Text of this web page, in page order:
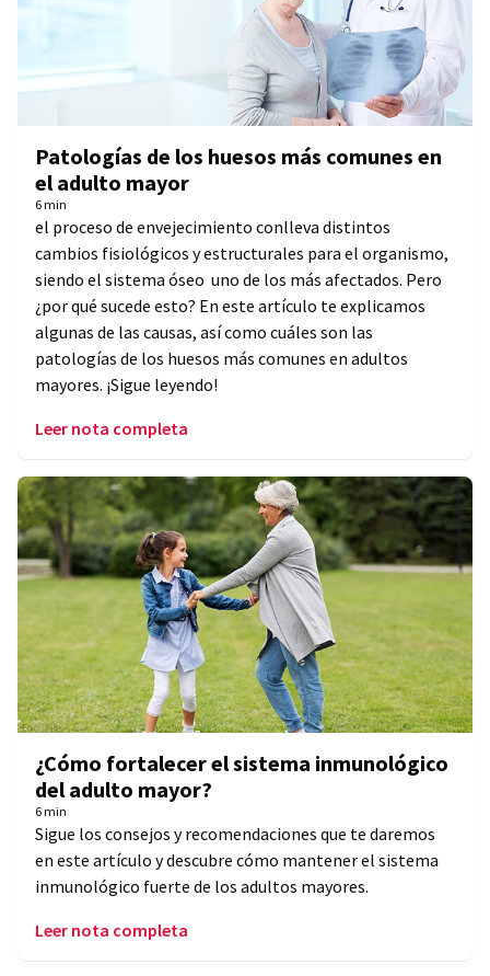
Patologías de los huesos más comunes en
el adulto mayor
6 min
el proceso de envejecimiento conlleva distintos
cambios fisiológicos y estructurales para el organismo,
siendo el sistema óseo uno de los más afectados. Pero
¿por qué sucede esto? En este artículo te explicamos
algunas de las causas, así como cuáles son las
patologías de los huesos más comunes en adultos
mayores. ¡Sigue leyendo!
Leer nota completa
¿Cómo fortalecer el sistema inmunológico
del adulto mayor?
6 min
Sigue los consejos y recomendaciones que te daremos
en este artículo y descubre cómo mantener el sistema
inmunológico fuerte de los adultos mayores.
Leer nota completa